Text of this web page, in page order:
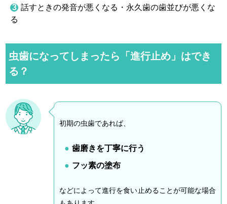
話すときの発音が悪くなる・永久歯の歯並びが悪くな
る
虫歯になってしまったら「進行止め」はでき
る？
初期の虫歯であれば、
歯磨きを丁寧に行う
フッ素の塗布
などによって進行を食い止めることが可能な場合